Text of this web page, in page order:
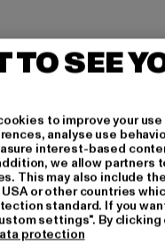
ici à notre
informations sur
offres et les bons
e-mail!
produits qui vous
TO SEE
to improve your
analyse use
interest-based
we allow partners
This may also include
or other countries
standard. If you
settings". By clicking
protection